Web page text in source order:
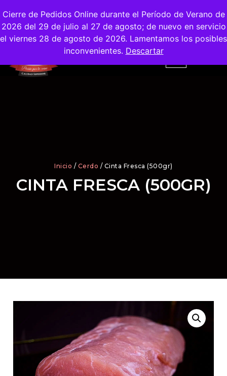
Cierre de Pedidos Online durante el Período de Verano de
2026 del 29 de julio al 27 de agosto; de nuevo en servicio
el viernes 28 de agosto de 2026. Lamentamos los posibles
inconvenientes. Descartar
EnvíosGratisen la Ciudad de Madrid
Inicio / Cerdo / Cinta Fresca (500gr)
CINTA FRESCA (500GR)